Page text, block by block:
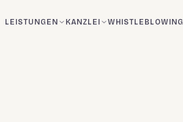
LEISTUNGEN KANZLEI WHISTLEBLOWING